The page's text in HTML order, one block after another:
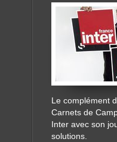
Le complément
Carnets de
Inter avec son
solutions.